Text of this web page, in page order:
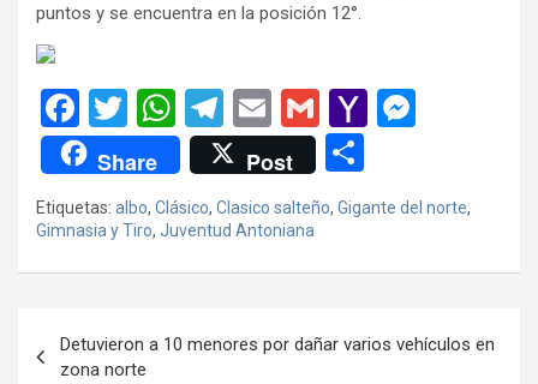
puntos y se encuentra en la posición 12°.
F
a
ce
b
o
k
T
wi
tt
er
W
h
at
s
A
p
T
el
e
gr
a
E
m
ail
G
m
ail
Y
o
o
ail
n
g
Share Post
o
m
p
tir
Etiquetas: albo, Clásico, Clasico salteño, Gigante del norte,
Gimnasia y Tiro, Juventud Antoniana
de
Detuvieron a 10 menores por dañar varios vehículos en
zona norte